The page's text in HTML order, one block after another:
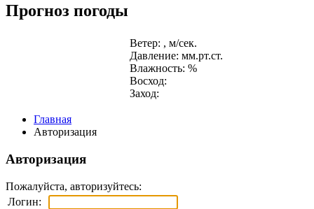
Прогноз погоды
Ветер: , м/сек.
Давление: мм.рт.ст.
Влажность: %
Восход:
Заход:
Главная
Авторизация
Авторизация
Пожалуйста, авторизуйтесь:
Логин: